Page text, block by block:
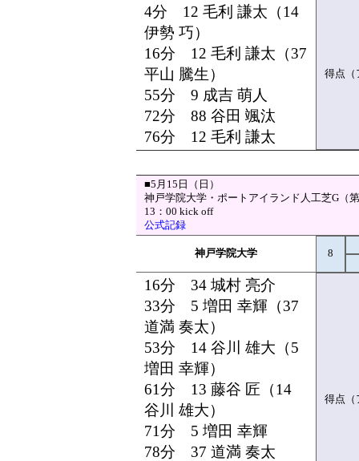
4分 12 毛利 謙太（14
伊勢 巧）
16分 12 毛利 謙太（37
平山 騰生）
55分 9 成吉 萌人
72分 88 谷田 颯汰
76分 12 毛利 謙太
得点（
■5月15日（日）
神戸学院大学・ポートアイランド人工芝G（
13：00 kick off
公式記録
神戸学院大学 8
16分 34 城村 亮介
33分 5 増田 幸輝（37
道満 奏太）
53分 14 谷川 雄大（5
増田 幸輝）
61分 13 藤谷 匠（14
谷川 雄大）
71分 5 増田 幸輝
78分 37 道満 奏太
得点（